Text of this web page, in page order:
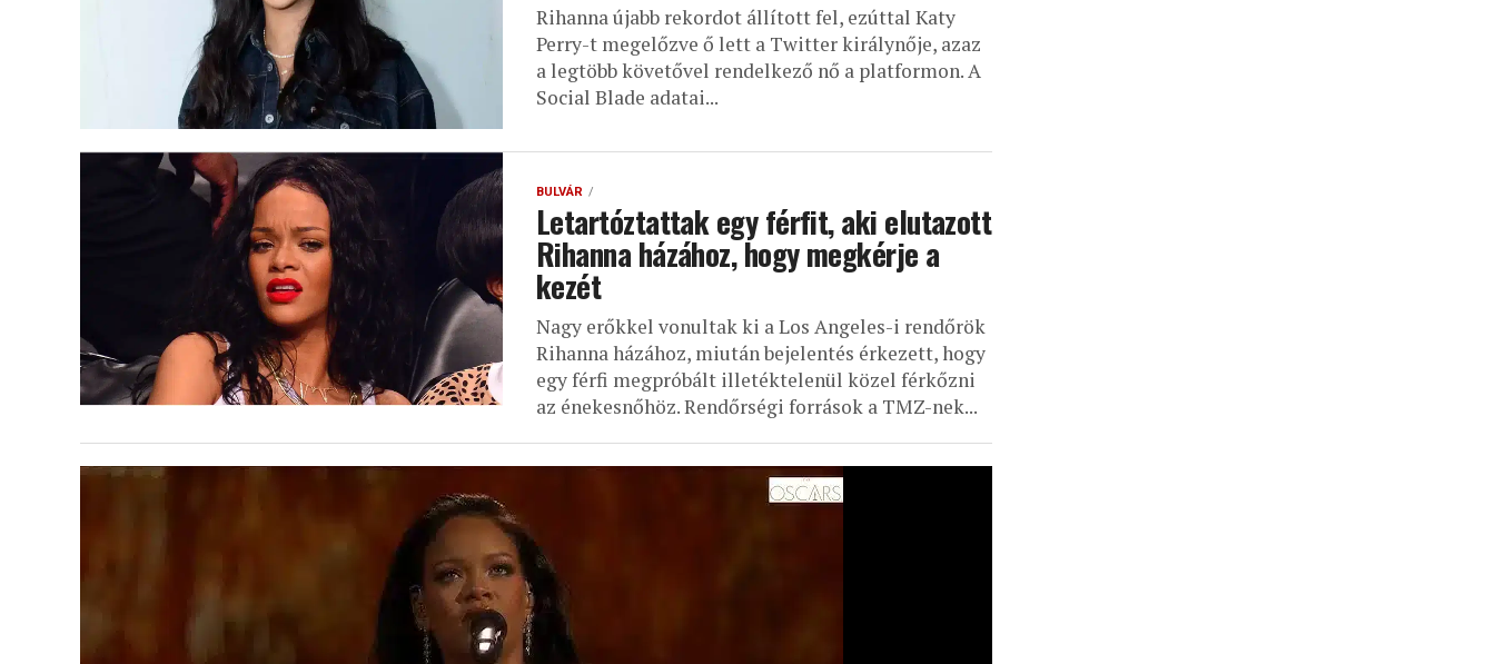
Rihanna újabb rekordot állított fel, ezúttal Katy
Perry-t megelőzve ő lett a Twitter királynője, azaz
a legtöbb követővel rendelkező nő a platformon. A
Social Blade adatai...
BULVÁR
Letartóztattak egy férfit, aki elutazott
Rihanna házához, hogy megkérje a
kezét
Nagy erőkkel vonultak ki a Los Angeles-i rendőrök
Rihanna házához, miután bejelentés érkezett, hogy
egy férfi megpróbált illetéktelenül közel férkőzni
az énekesnőhöz. Rendőrségi források a TMZ-nek...